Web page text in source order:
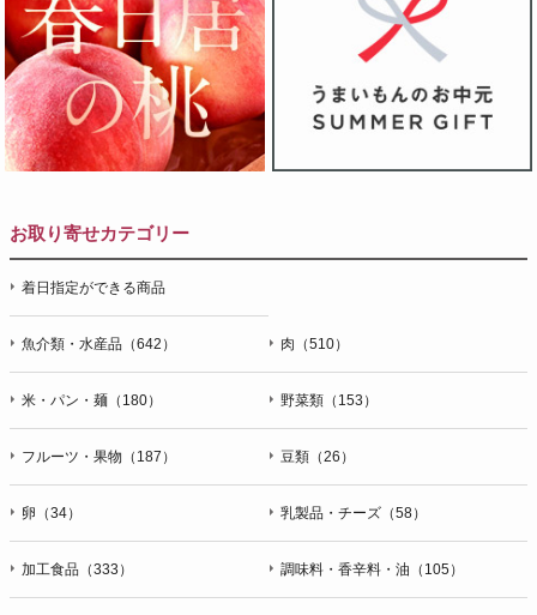
お取り寄せカテゴリー
着日指定ができる商品
魚介類・水産品（642） 肉（510）
米・パン・麺（180） 野菜類（153）
フルーツ・果物（187） 豆類（26）
卵（34） 乳製品・チーズ（58）
加工食品（333） 調味料・香辛料・油（105）